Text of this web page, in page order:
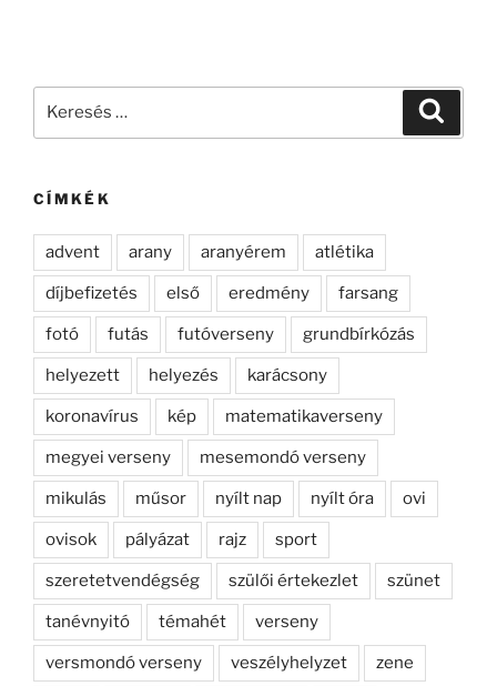
CÍMKÉK
advent arany aranyérem atlétika
díjbefizetés első eredmény farsang
fotó futás futóverseny grundbírkózás
helyezett helyezés karácsony
koronavírus kép matematikaverseny
megyei verseny mesemondó verseny
mikulás műsor nyílt nap nyílt óra ovi
ovisok pályázat rajz sport
szeretetvendégség szülői értekezlet szünet
tanévnyitó témahét verseny
versmondó verseny veszélyhelyzet zene